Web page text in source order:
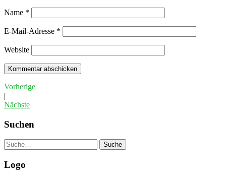
Name *
E-Mail-Adresse *
Website
Vorherige
|
Nächste
Suchen
Suche
Logo